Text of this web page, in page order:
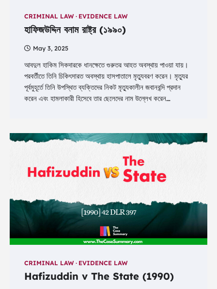
CRIMINAL LAW EVIDENCE LAW
হাফিজউদ্দিন বনাম রাষ্ট্র (১৯৯০)
May 3, 2025
আবদুল হাকিম সিকদারকে ধানক্ষেতে গুরুতর আহত অবস্থায় পাওয়া যায়।
পরবর্তীতে তিনি চিকিৎসারত অবস্থায় হাসপাতালে মৃত্যুবরণ করেন। মৃত্যুর
পূর্বমুহূর্তে তিনি উপস্থিত ব্যক্তিদের নিকট মৃত্যুকালীন জবানবন্দি প্রদান
করেন এবং হামলাকারী হিসেবে তার ছেলেদের নাম উল্লেখ করেন…
CRIMINAL LAW EVIDENCE LAW
Hafizuddin v The State (1990)